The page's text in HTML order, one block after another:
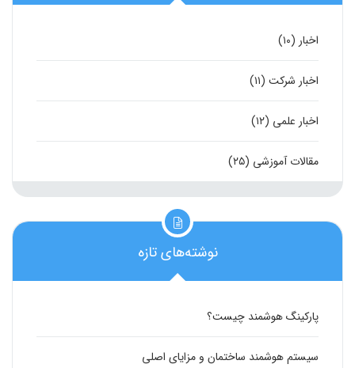
اخبار (۱۰)
اخبار شرکت (۱۱)
اخبار علمی (۱۲)
مقالات آموزشی (۲۵)
نوشته‌های تازه
پارکینگ هوشمند چیست؟
سیستم هوشمند ساختمان و مزایای اصلی